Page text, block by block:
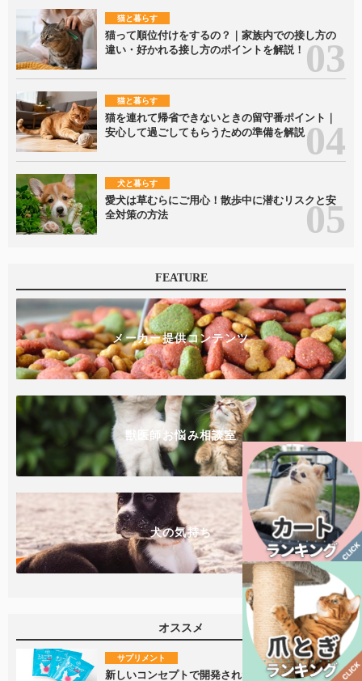
猫と暮らす
猫って順位付けをするの？｜家族内での接し方の
違い・好かれる接し方のポイントを解説！
猫と暮らす
猫を連れて帰省できないときの留守番ポイント｜
安心して過ごしてもらうための準備を解説
犬と暮らす
愛犬は草むらにご用心！散歩中に潜むリスクと安
全対策の方法
FEATURE
メーカー提供コンテンツ
獣医師お悩み相談室
犬の気持ち
オススメ
サプリメント
新しいコンセプトで開発された、腸内の健康を維